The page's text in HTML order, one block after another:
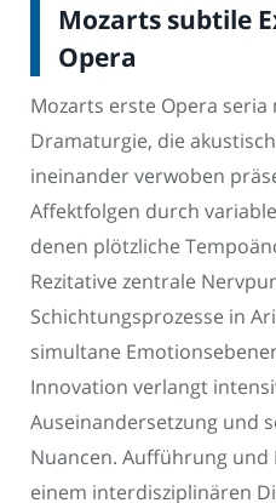
Mozarts subtile
Opera
Mozarts erste Opera
Dramaturgie, die
ineinander verwoben
Affektfolgen durch
denen plötzliche
Rezitative zentrale
Schichtungsprozesse in
simultane
Innovation verlangt
Auseinandersetzung und
Nuancen. Aufführung
einem interdisziplinären